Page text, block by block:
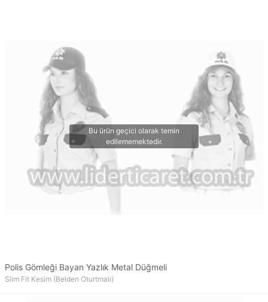
Polis Gömleği Bayan Yazlık Metal Düğmeli
Slim Fit Kesim (Belden Oturtmalı)